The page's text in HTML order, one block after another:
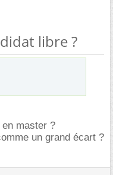
libre ?
master ?
un grand écart ?